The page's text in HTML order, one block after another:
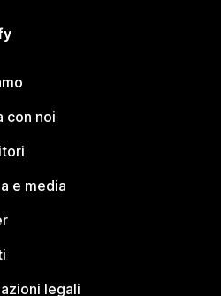
con noi
e media
legali